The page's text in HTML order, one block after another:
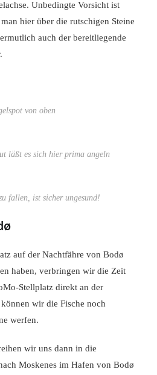
Unbedingte Vorsicht ist
hier über die rutschigen Steine
auch der bereitliegende
von oben
läßt es sich hier prima angeln
fallen, ist sicher ungesund!
auf der Nachtfähre von Bodø
haben, verbringen wir die Zeit
Stellplatz direkt an der
wir die Fische noch
werfen.
wir uns dann in die
Moskenes im Hafen von Bodø